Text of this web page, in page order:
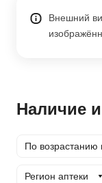
Внешний
Наличие
По возрастанию
Регион аптеки